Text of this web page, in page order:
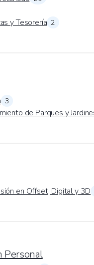
y Tesorería 2
3
de Parques y
en Offset, Digital y 3D
Personal